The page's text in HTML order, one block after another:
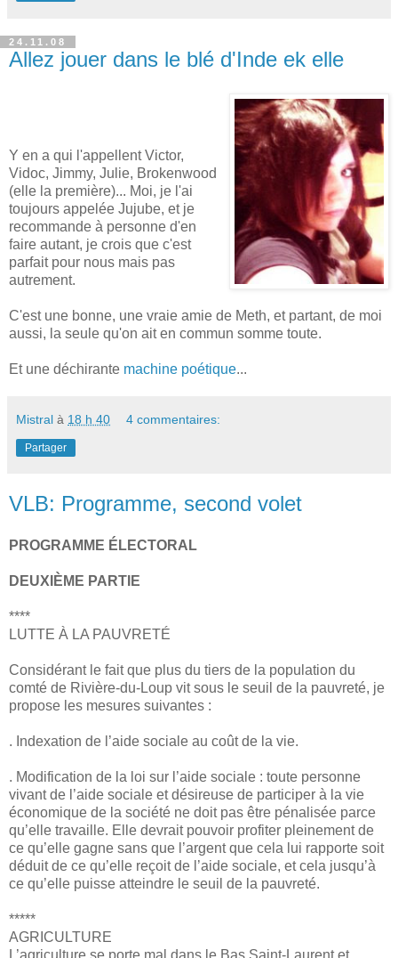
24.11.08
Allez jouer dans le blé d'Inde ek elle
Y en a qui l'appellent Victor,
Vidoc, Jimmy, Julie, Brokenwood
(elle la première)... Moi, je l'ai
toujours appelée Jujube, et je
recommande à personne d'en
faire autant, je crois que c'est
parfait pour nous mais pas
autrement.
C'est une bonne, une vraie amie de Meth, et partant, de moi
aussi, la seule qu'on ait en commun somme toute.
Et une déchirante machine poétique...
Mistral à 18 h 40 4 commentaires:
Partager
VLB: Programme, second volet
PROGRAMME ÉLECTORAL
DEUXIÈME PARTIE
****
LUTTE À LA PAUVRETÉ
Considérant le fait que plus du tiers de la population du
comté de Rivière-du-Loup vit sous le seuil de la pauvreté, je
propose les mesures suivantes :
. Indexation de l’aide sociale au coût de la vie.
. Modification de la loi sur l’aide sociale : toute personne
vivant de l’aide sociale et désireuse de participer à la vie
économique de la société ne doit pas être pénalisée parce
qu’elle travaille. Elle devrait pouvoir profiter pleinement de
ce qu’elle gagne sans que l’argent que cela lui rapporte soit
déduit de ce qu’elle reçoit de l’aide sociale, et cela jusqu’à
ce qu’elle puisse atteindre le seuil de la pauvreté.
*****
AGRICULTURE